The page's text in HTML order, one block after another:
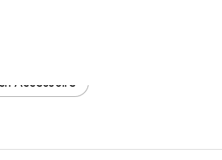
Karma Drama 1.
Accessoire